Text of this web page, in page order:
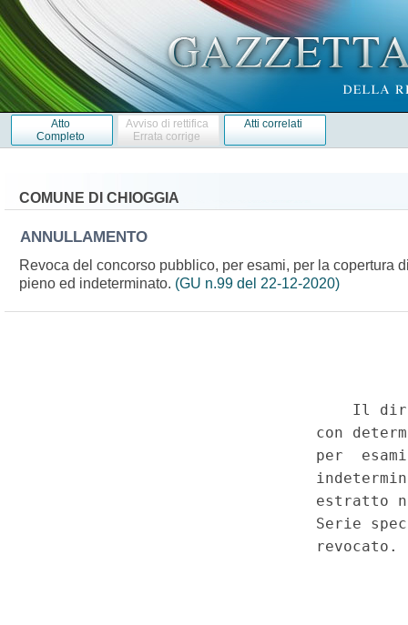
Atto
Completo
Avviso di rettifica
Errata corrige
Atti correlati
COMUNE DI CHIOGGIA
ANNULLAMENTO
Revoca del concorso pubblico, per esami, per la copertura
pieno ed indeterminato. (GU n.99 del 22-12-2020)